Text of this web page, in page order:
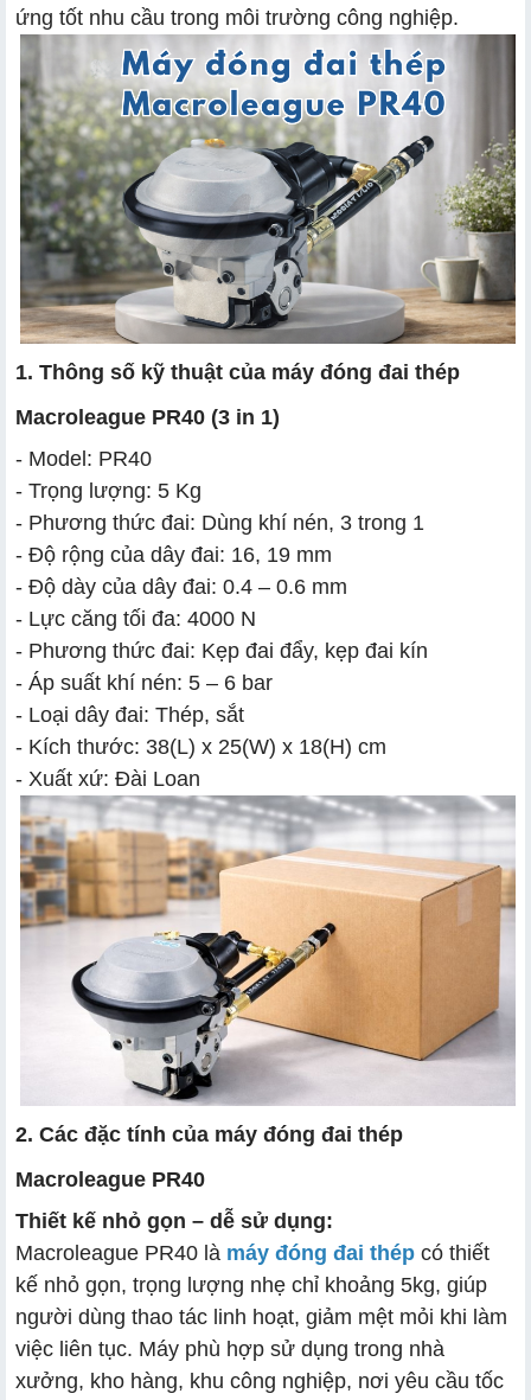
ứng tốt nhu cầu trong môi trường công nghiệp.
1. Thông số kỹ thuật của máy đóng đai thép
Macroleague PR40 (3 in 1)
- Model: PR40
- Trọng lượng: 5 Kg
- Phương thức đai: Dùng khí nén, 3 trong 1
- Độ rộng của dây đai: 16, 19 mm
- Độ dày của dây đai: 0.4 – 0.6 mm
- Lực căng tối đa: 4000 N
- Phương thức đai: Kẹp đai đẩy, kẹp đai kín
- Áp suất khí nén: 5 – 6 bar
- Loại dây đai: Thép, sắt
- Kích thước: 38(L) x 25(W) x 18(H) cm
- Xuất xứ: Đài Loan
2. Các đặc tính của máy đóng đai thép
Macroleague PR40
Thiết kế nhỏ gọn – dễ sử dụng:
Macroleague PR40 là máy đóng đai thép có thiết
kế nhỏ gọn, trọng lượng nhẹ chỉ khoảng 5kg, giúp
người dùng thao tác linh hoạt, giảm mệt mỏi khi làm
việc liên tục. Máy phù hợp sử dụng trong nhà
xưởng, kho hàng, khu công nghiệp, nơi yêu cầu tốc